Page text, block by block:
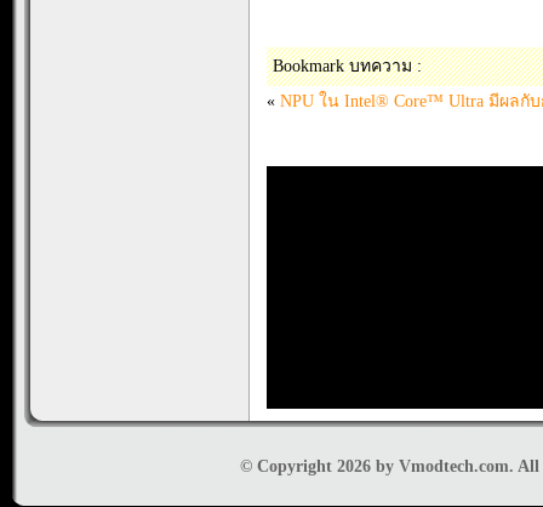
Bookmark บทความ :
« NPU ใน Intel® Core™ Ultra มีผลกั
© Copyright 2026 by Vmodtech.com.